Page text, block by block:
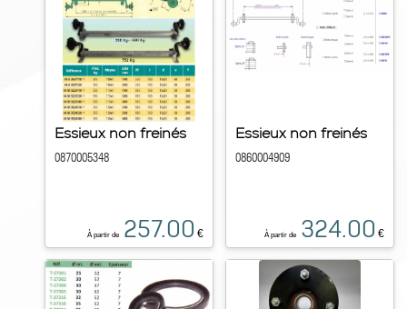
Essieux non freinés
0870005348
À partir de 257.00 €
Essieux non freinés
0860004909
À partir de 324.00 €